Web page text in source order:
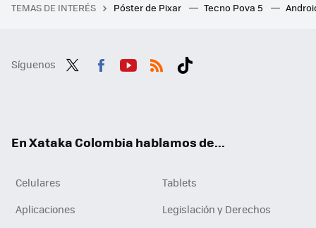
TEMAS DE INTERÉS Póster de Pixar Tecno Pova 5
Síguenos
En Xataka Colombia hablamos de...
Celulares
Tablets
Aplicaciones
Legislación y Derechos